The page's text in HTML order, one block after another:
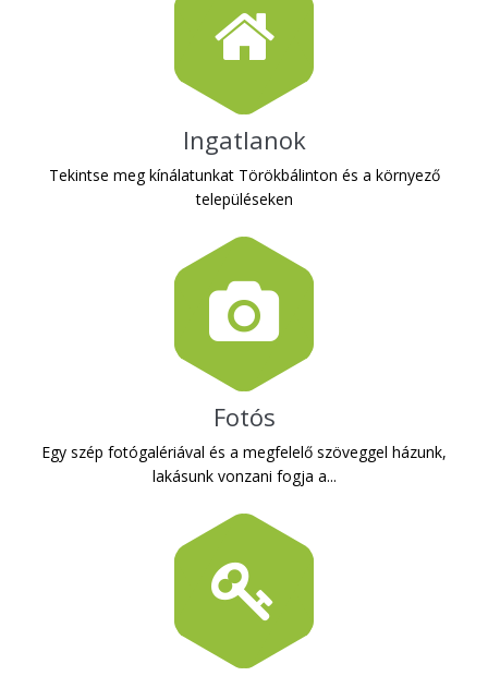
Ingatlanok
Tekintse meg kínálatunkat Törökbálinton és a környező
településeken
Fotós
Egy szép fotógalériával és a megfelelő szöveggel házunk,
lakásunk vonzani fogja a...